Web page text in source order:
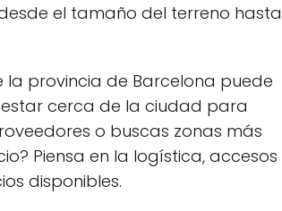
el tamaño del terreno hasta
provincia de Barcelona puede
cerca de la ciudad para
o buscas zonas más
Piensa en la logística, accesos
disponibles.